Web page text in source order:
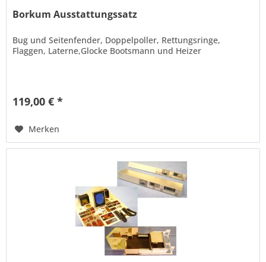
Borkum Ausstattungssatz
Bug und Seitenfender, Doppelpoller, Rettungsringe,
Flaggen, Laterne,Glocke Bootsmann und Heizer
119,00 € *
Merken